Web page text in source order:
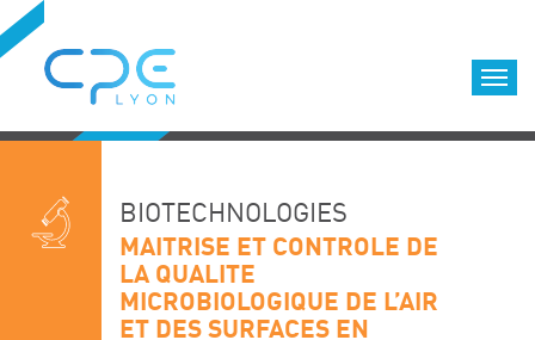
Formations qualifiantes
Formations diplômantes
Infos pratiques
Déroulement des formations
BIOTECHNOLOGIES
MAITRISE ET CONTROLE DE
LA QUALITE
MICROBIOLOGIQUE DE L’AIR
ET DES SURFACES EN
Cookies management panel